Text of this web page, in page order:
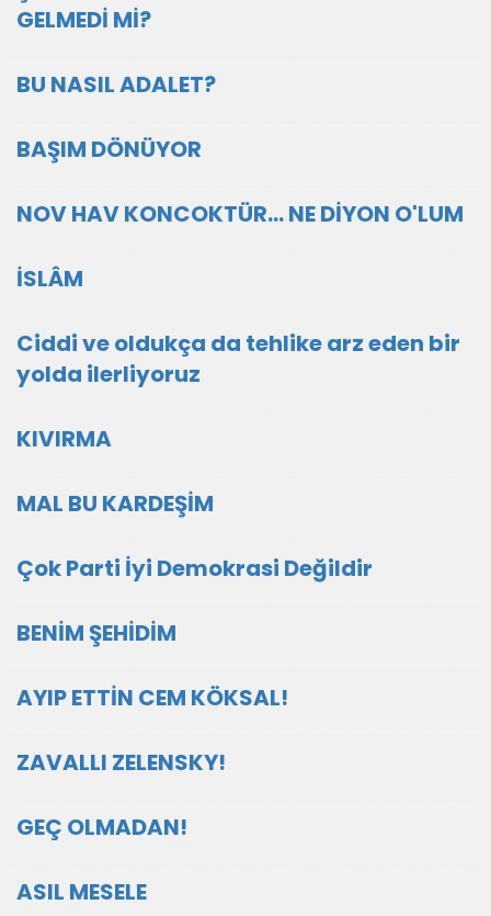
GELMEDİ Mİ?
BU NASIL ADALET?
BAŞIM DÖNÜYOR
NOV HAV KONCOKTÜR... NE DİYON O'LUM
İSLÂM
Ciddi ve oldukça da tehlike arz eden bir
yolda ilerliyoruz
KIVIRMA
MAL BU KARDEŞİM
Çok Parti İyi Demokrasi Değildir
BENİM ŞEHİDİM
AYIP ETTİN CEM KÖKSAL!
ZAVALLI ZELENSKY!
GEÇ OLMADAN!
ASIL MESELE